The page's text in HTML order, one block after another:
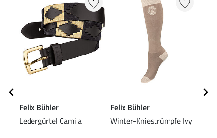
Felix Bühler
Ledergürtel Camila
Felix Bühler
Winter-Kniestrümpfe Ivy